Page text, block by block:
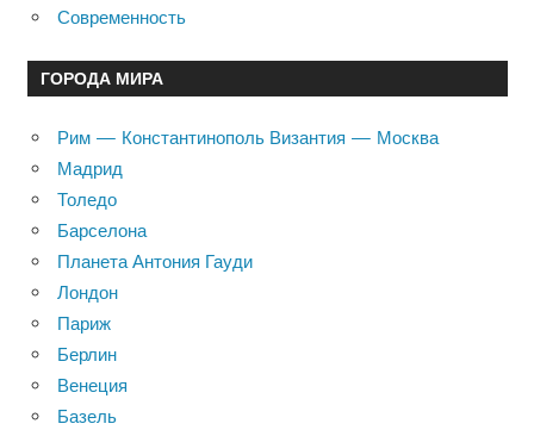
Современность
ГОРОДА МИРА
Рим — Константинополь Византия — Москва
Мадрид
Толедо
Барселона
Планета Антония Гауди
Лондон
Париж
Берлин
Венеция
Базель